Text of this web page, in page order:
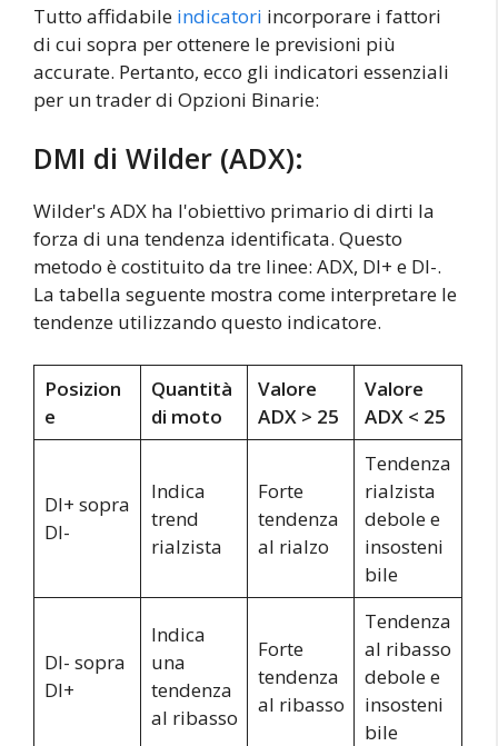
Tutto affidabile indicatori incorporare i fattori
di cui sopra per ottenere le previsioni più
accurate. Pertanto, ecco gli indicatori essenziali
per un trader di Opzioni Binarie:
DMI di Wilder (ADX):
Wilder's ADX ha l'obiettivo primario di dirti la
forza di una tendenza identificata. Questo
metodo è costituito da tre linee: ADX, DI+ e DI-.
La tabella seguente mostra come interpretare le
tendenze utilizzando questo indicatore.
Posizion
e
Quantità
di moto
Valore
ADX > 25
Valore
ADX < 25
DI+ sopra
DI-
Indica
trend
rialzista
Forte
tendenza
al rialzo
Tendenza
rialzista
debole e
insosteni
bile
DI- sopra
DI+
Indica
una
tendenza
al ribasso
Forte
tendenza
al ribasso
Tendenza
al ribasso
debole e
insosteni
bile